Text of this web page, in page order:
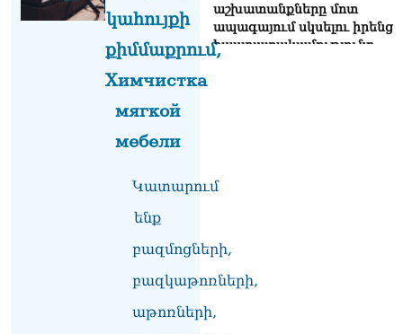
կահույքի
քիմմաքրում,
Химчистка
мягкой
мебели
Կատարում
ենք
բազմոցների,
բազկաթոռների,
աթոռների,
աշխատանքները մոտ
ապագայում սկսելու իրենց
հաստատակամությունը
09.08.2026
09.08.2026
աջակցում է դեպի կայուն
խաղաղություն
Հայաստանի և Ադրբեջանի